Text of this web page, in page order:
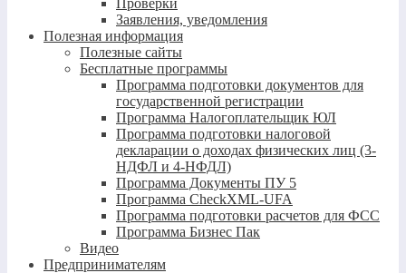
Проверки
Заявления, уведомления
Полезная информация
Полезные сайты
Бесплатные программы
Программа подготовки документов для
государственной регистрации
Программа Налогоплательщик ЮЛ
Программа подготовки налоговой
декларации о доходах физических лиц (3-
НДФЛ и 4-НФДЛ)
Программа Документы ПУ 5
Программа CheckXML-UFA
Программа подготовки расчетов для ФСС
Программа Бизнес Пак
Видео
Предпринимателям